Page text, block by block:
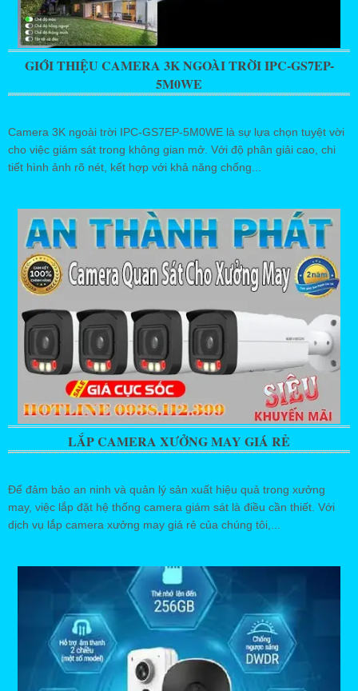
GIỚI THIỆU CAMERA 3K NGOÀI TRỜI IPC-GS7EP-
5M0WE
Camera 3K ngoài trời IPC-GS7EP-5M0WE là sự lựa chọn tuyệt vời
cho việc giám sát trong không gian mở. Với độ phân giải cao, chi
tiết hình ảnh rõ nét, kết hợp với khả năng chống...
LẮP CAMERA XƯỞNG MAY GIÁ RẺ
Để đảm bảo an ninh và quản lý sản xuất hiệu quả trong xưởng
may, việc lắp đặt hệ thống camera giám sát là điều cần thiết. Với
dịch vụ lắp camera xưởng may giá rẻ của chúng tôi,...